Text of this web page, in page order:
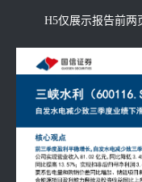
H5仅展示报告前两